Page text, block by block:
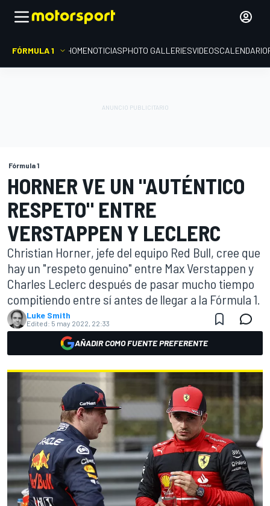
FÓRMULA 1 HOMENOTICIASPHOTO GALLERIESVIDEOSCALENDARIO
Fórmula 1
HORNER VE UN "AUTÉNTICO
RESPETO" ENTRE
VERSTAPPEN Y LECLERC
Christian Horner, jefe del equipo Red Bull, cree que
hay un "respeto genuino" entre Max Verstappen y
Charles Leclerc después de pasar mucho tiempo
compitiendo entre sí antes de llegar a la Fórmula 1.
Luke Smith
Edited: 5 may 2022, 22:33
AÑADIR COMO FUENTE PREFERENTE